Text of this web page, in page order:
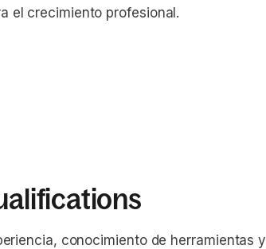
el crecimiento profesional.
conocimiento de herramientas y